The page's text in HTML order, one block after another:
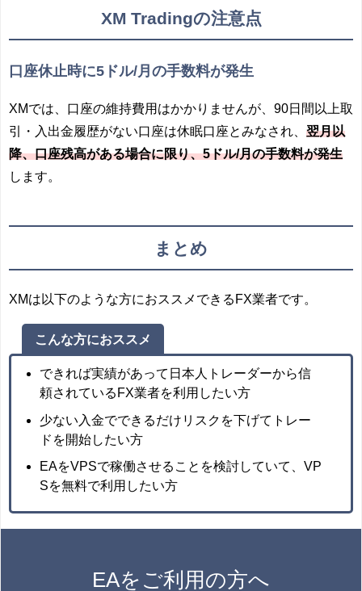
XM Tradingの注意点
口座休止時に5ドル/月の手数料が発生
XMでは、口座の維持費用はかかりませんが、90日間以上取
引・入出金履歴がない口座は休眠口座とみなされ、 翌月以
降、口座残高がある場合に限り、5ドル/月の手数料が発生
します。
まとめ
XMは以下のような方におススメできるFX業者です。
こんな方におススメ
できれば実績があって日本人トレーダーから信
頼されているFX業者を利用したい方
少ない入金でできるだけリスクを下げてトレー
ドを開始したい方
EAをVPSで稼働させることを検討していて、VP
Sを無料で利用したい方
EAをご利用の方へ